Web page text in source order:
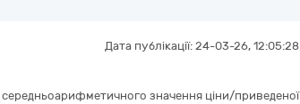
Дата публікації: 24-03-26, 12:05:28
середньоарифметичного значення ціни/приведеної